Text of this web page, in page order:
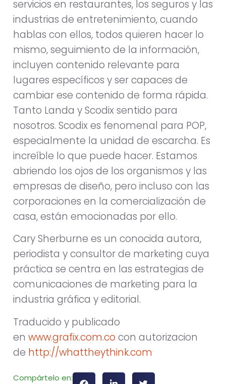
servicios en restaurantes, los seguros y las
industrias de entretenimiento, cuando
hablas con ellos, todos quieren hacer lo
mismo, seguimiento de la información,
incluyen contenido relevante para
lugares específicos y ser capaces de
cambiar ese contenido de forma rápida.
Tanto Landa y Scodix sentido para
nosotros. Scodix es fenomenal para POP,
especialmente la unidad de escarcha. Es
increíble lo que puede hacer. Estamos
abriendo los ojos de los organismos y las
empresas de diseño, pero incluso con las
corporaciones en la comercialización de
casa, están emocionadas por ello.
Cary Sherburne es un conocida autora,
periodista y consultor de marketing cuya
práctica se centra en las estrategias de
comunicaciones de marketing para la
industria gráfica y editorial.
Traducido y publicado
en www.grafix.com.co con autorizacion
de http://whattheythink.com
Compártelo en: